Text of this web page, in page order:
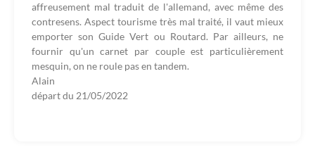
affreusement mal traduit de l'allemand, avec même des
contresens. Aspect tourisme très mal traité, il vaut mieux
emporter son Guide Vert ou Routard. Par ailleurs, ne
fournir qu'un carnet par couple est particulièrement
mesquin, on ne roule pas en tandem.
Alain
départ du 21/05/2022